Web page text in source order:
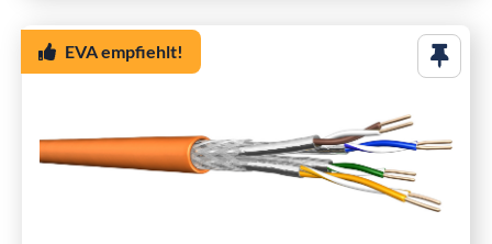
EVA empfiehlt!